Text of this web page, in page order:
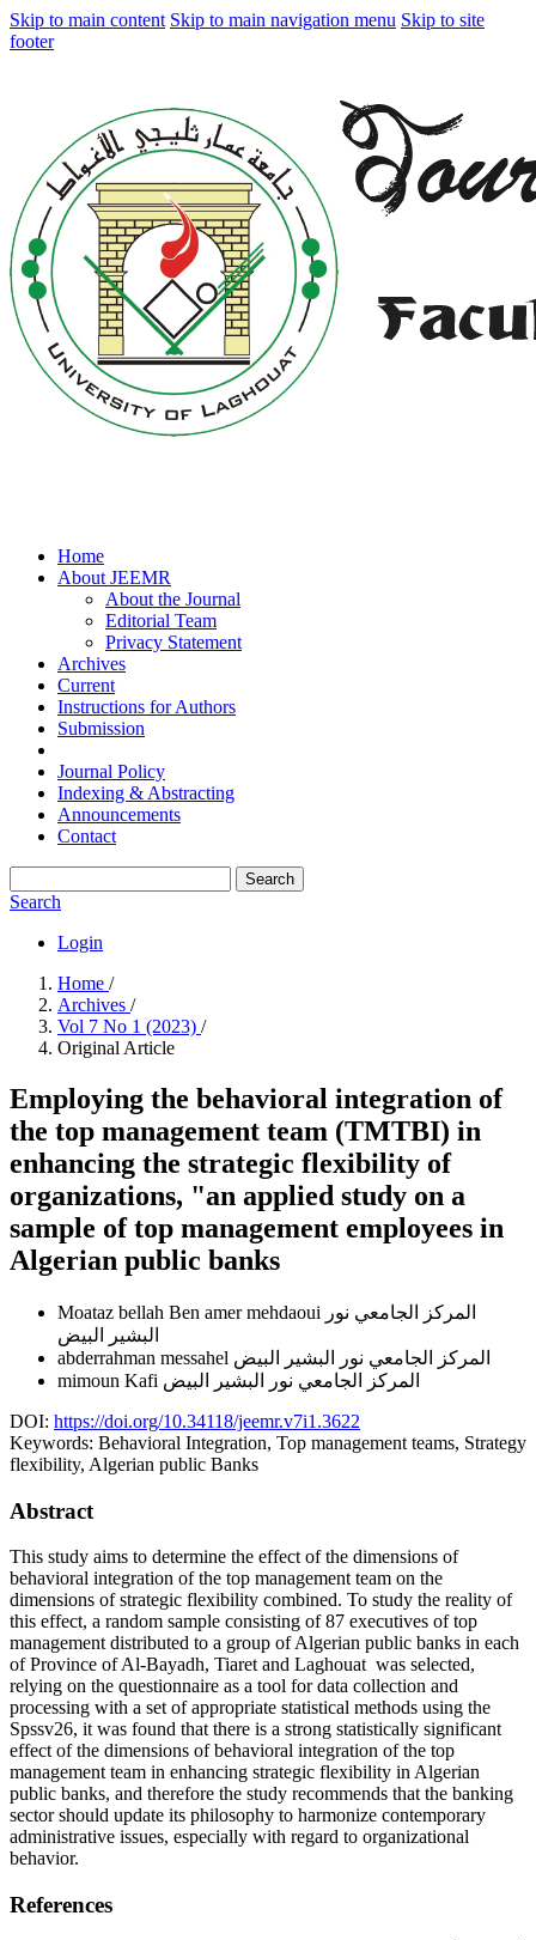
Skip to main content Skip to main navigation menu Skip to site
footer
Home
About JEEMR
About the Journal
Editorial Team
Privacy Statement
Archives
Current
Instructions for Authors
Submission
Journal Policy
Indexing & Abstracting
Announcements
Contact
Search
Search
Login
Home /
Archives /
Vol 7 No 1 (2023) /
Original Article
Employing the behavioral integration of
the top management team (TMTBI) in
enhancing the strategic flexibility of
organizations, "an applied study on a
sample of top management employees in
Algerian public banks
Moataz bellah Ben amer mehdaoui المركز الجامعي نور
البشير البيض
abderrahman messahel المركز الجامعي نور البشير البيض
mimoun Kafi المركز الجامعي نور البشير البيض
DOI: https://doi.org/10.34118/jeemr.v7i1.3622
Keywords: Behavioral Integration, Top management teams, Strategy
flexibility, Algerian public Banks
Abstract
This study aims to determine the effect of the dimensions of
behavioral integration of the top management team on the
dimensions of strategic flexibility combined. To study the reality of
this effect, a random sample consisting of 87 executives of top
management distributed to a group of Algerian public banks in each
of Province of Al-Bayadh, Tiaret and Laghouat was selected,
relying on the questionnaire as a tool for data collection and
processing with a set of appropriate statistical methods using the
Spssv26, it was found that there is a strong statistically significant
effect of the dimensions of behavioral integration of the top
management team in enhancing strategic flexibility in Algerian
public banks, and therefore the study recommends that the banking
sector should update its philosophy to harmonize contemporary
administrative issues, especially with regard to organizational
behavior.
References